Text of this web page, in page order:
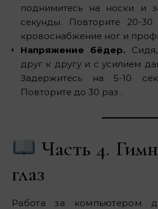
поднимитесь на носки и
секунды. Повторите 20-
кровоснабжение ног и
Напряжение бёдер.
друг к другу и с усилием
Задержитесь на 5-10
Повторите до 30 раз .
Часть 4.
глаз
Работа за компьютером